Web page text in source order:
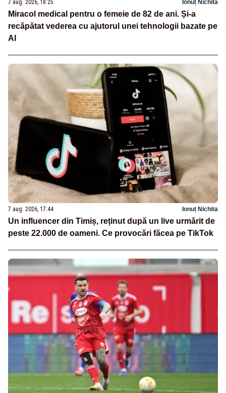
7 aug. 2026, 18:25 Ionuț Nichita
Miracol medical pentru o femeie de 82 de ani. Și-a
recăpătat vederea cu ajutorul unei tehnologii bazate pe
AI
7 aug. 2026, 17:44 Ionuț Nichita
Un influencer din Timiș, reținut după un live urmărit de
peste 22.000 de oameni. Ce provocări făcea pe TikTok